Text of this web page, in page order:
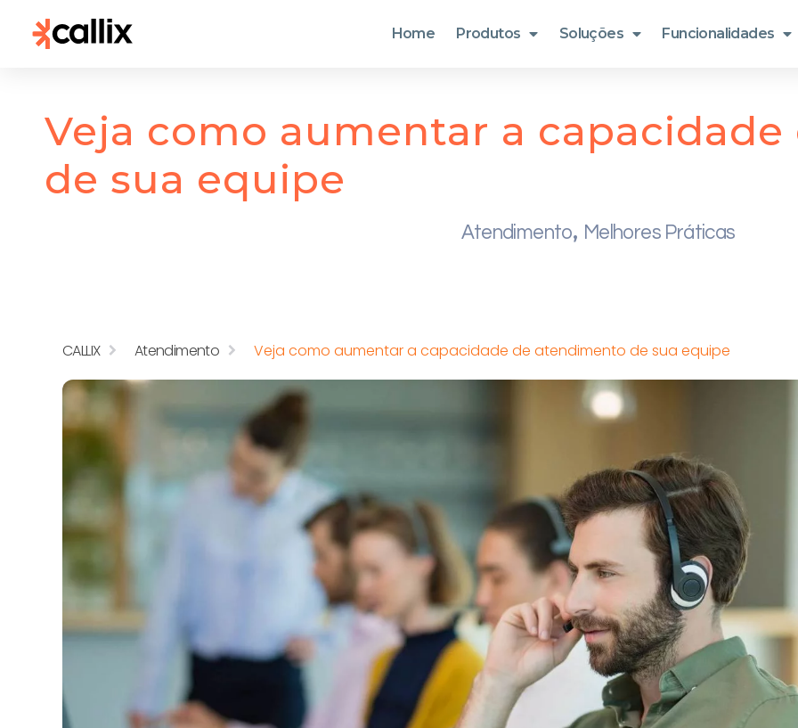
Home Produtos Soluções Funcionalidades
Veja como aumentar a
de sua equipe
Atendimento, Melhores Práticas
CALLIX Atendimento Veja como aumentar a capacidade de atendimento de sua equipe